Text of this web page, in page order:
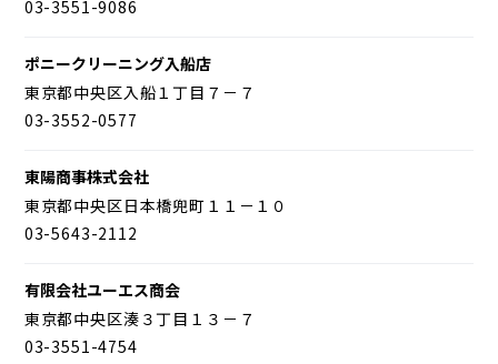
03-3551-9086
ポニークリーニング入船店
東京都中央区入船１丁目７－７
03-3552-0577
東陽商事株式会社
東京都中央区日本橋兜町１１－１０
03-5643-2112
有限会社ユーエス商会
東京都中央区湊３丁目１３－７
03-3551-4754